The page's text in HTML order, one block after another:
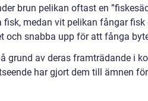
brun pelikan oftast en
medan vit pelikan fångar fisk
och snabba upp för att fånga
grund av deras framträdande i
har gjort dem till ämnen för